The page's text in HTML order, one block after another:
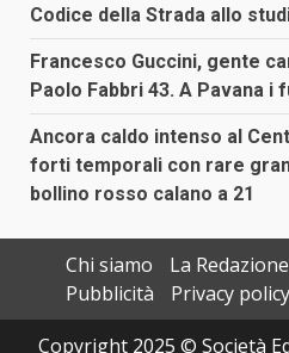
Codice della Strada allo
Francesco Guccini, gente
Paolo Fabbri 43. A Pavana
Ancora caldo intenso al
forti temporali con rare
bollino rosso calano a 21
Chi siamo
La
Pubblicità
Privacy policy
Copyright 2025 © Società